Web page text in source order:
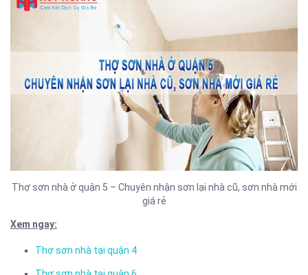
Thợ sơn nhà ở quận 5 – Chuyên nhận sơn lại nhà cũ, sơn nhà mới
giá rẻ
Xem ngay:
Thợ sơn nhà tại quận 4